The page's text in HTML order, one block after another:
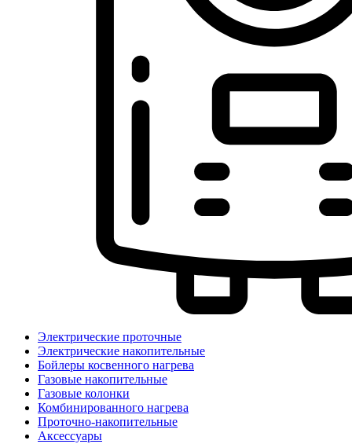
Электрические проточные
Электрические накопительные
Бойлеры косвенного нагрева
Газовые накопительные
Газовые колонки
Комбинированного нагрева
Проточно-накопительные
Аксессуары